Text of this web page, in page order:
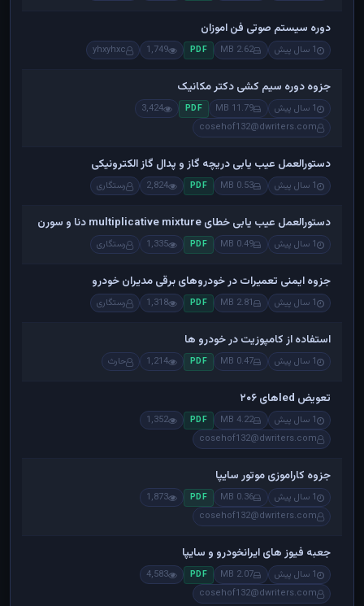
دوره سیستم صوتی فن اموزان
1 سال پیش 2.62 MB
PDF
1,749
yhxyhxc
جزوه دوره سیم کشی دکتر مکانیک
1 سال پیش 11.79 MB
PDF
3,424
cosehof132@dwriters.com
دستورالعمل عیب یابی دریچه گاز و پدال گاز الکترونیکی
1 سال پیش 0.53 MB
PDF
2,824 رستگاری
دستورالعمل عیب یابی خطای multiplicative mixture دنا و سورن
1 سال پیش 0.49 MB
PDF
1,335 رستگاری
جزوه ایمنی تعمیرات در خودروهای برقی مدیران خودرو
1 سال پیش 2.81 MB
PDF
1,318 رستگاری
استفاده از کامپوزیت در خودرو ها
1 سال پیش 0.47 MB
PDF
1,214 حارث
تعویض ledهای ۲۰۶
1 سال پیش 4.22 MB
PDF
1,352
cosehof132@dwriters.com
جزوه کاراموزی موتور سایپا
1 سال پیش 0.36 MB
PDF
1,873
cosehof132@dwriters.com
جعبه فیوز های ایرانخودرو و سایپا
1 سال پیش 2.07 MB
PDF
4,583
cosehof132@dwriters.com